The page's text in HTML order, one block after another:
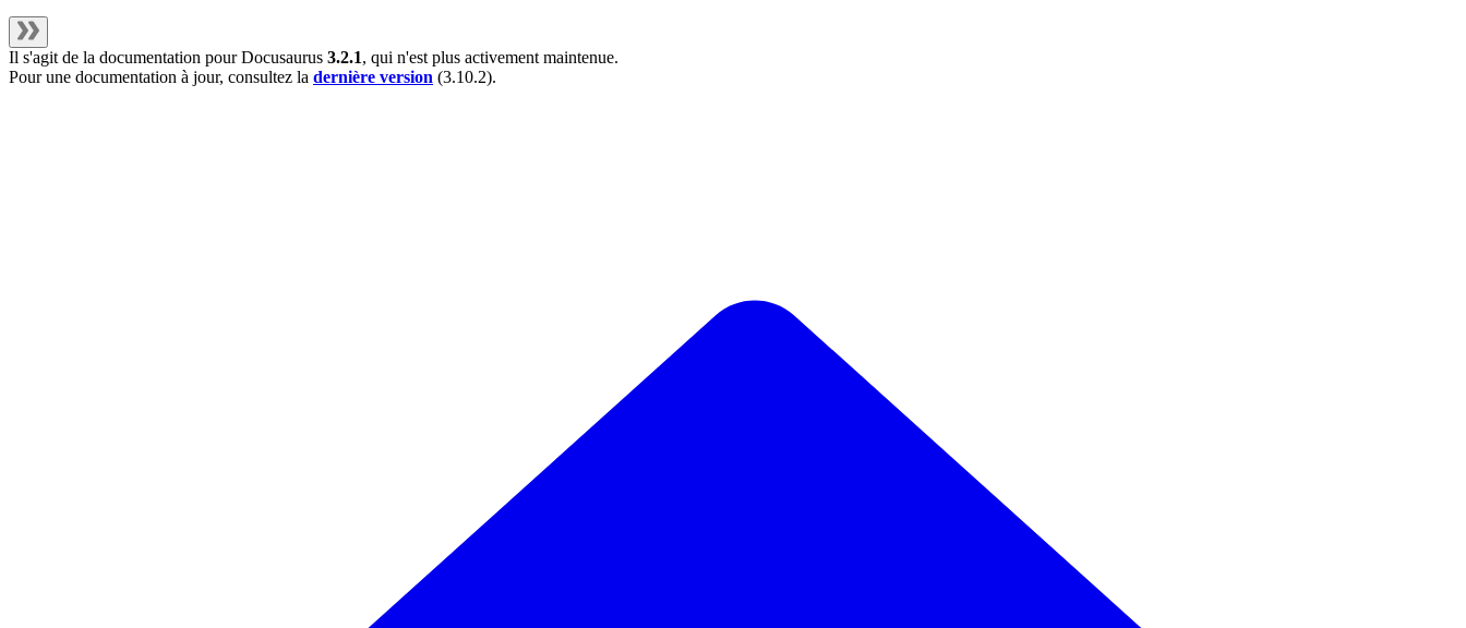
Il s'agit de la documentation pourDocusaurus 3.2.1, qui n'est plus activement maintenue.
Pour une documentation à jour, consultez la dernière version (3.10.2).